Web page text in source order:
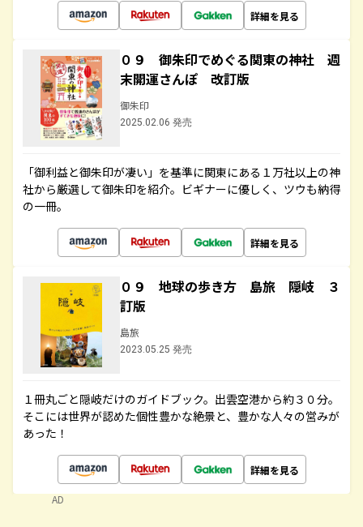
詳細を見る
０９ 御朱印でめぐる関東の神社 週
末開運さんぽ 改訂版
御朱印
2025.02.06 発売
「御利益と御朱印が凄い」を基準に関東にある１万社以上の神
社から厳選して御朱印を紹介。ビギナーに優しく、ツウも納得
の一冊。
詳細を見る
０９ 地球の歩き方 島旅 隠岐 ３
訂版
島旅
2023.05.25 発売
１冊丸ごと隠岐だけのガイドブック。出雲空港から約３０分。
そこには世界が認めた個性豊かな絶景と、豊かな人々の営みが
あった！
詳細を見る
AD